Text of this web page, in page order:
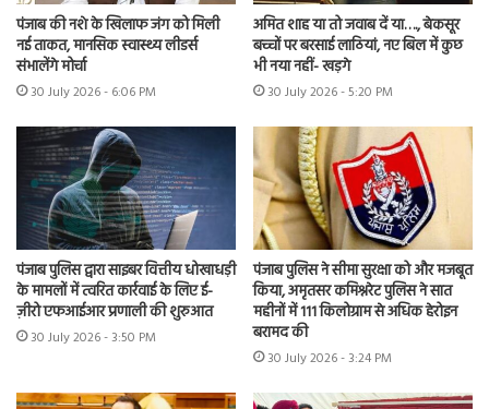
पंजाब की नशे के खिलाफ जंग को मिली
नई ताकत, मानसिक स्वास्थ्य लीडर्स
संभालेंगे मोर्चा
30 July 2026 - 6:06 PM
अमित शाह या तो जवाब दें या…., बेकसूर
बच्चों पर बरसाई लाठियां, नए बिल में कुछ
भी नया नहीं- खड़गे
30 July 2026 - 5:20 PM
पंजाब पुलिस द्वारा साइबर वित्तीय धोखाधड़ी
के मामलों में त्वरित कार्रवाई के लिए ई-
ज़ीरो एफआईआर प्रणाली की शुरुआत
30 July 2026 - 3:50 PM
पंजाब पुलिस ने सीमा सुरक्षा को और मजबूत
किया, अमृतसर कमिश्नरेट पुलिस ने सात
महीनों में 111 किलोग्राम से अधिक हेरोइन
बरामद की
30 July 2026 - 3:24 PM